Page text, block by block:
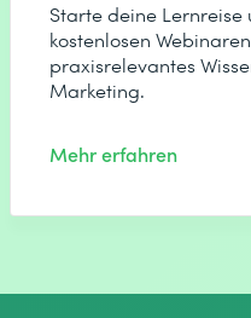
Starte deine
kostenlosen
praxisrelevantes
Marketing.
Mehr erfahren